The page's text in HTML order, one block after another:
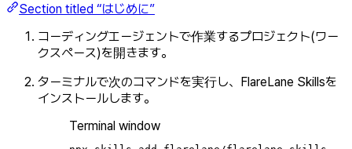
Section titled “はじめに”
コーディングエージェントで作業するプロジェクト(ワー
クスペース)を開きます。
ターミナルで次のコマンドを実行し、FlareLane Skillsを
インストールします。
Terminal window